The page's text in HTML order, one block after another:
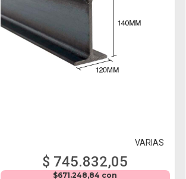
VARIAS
$ 745.832,05
$671.248,84 con